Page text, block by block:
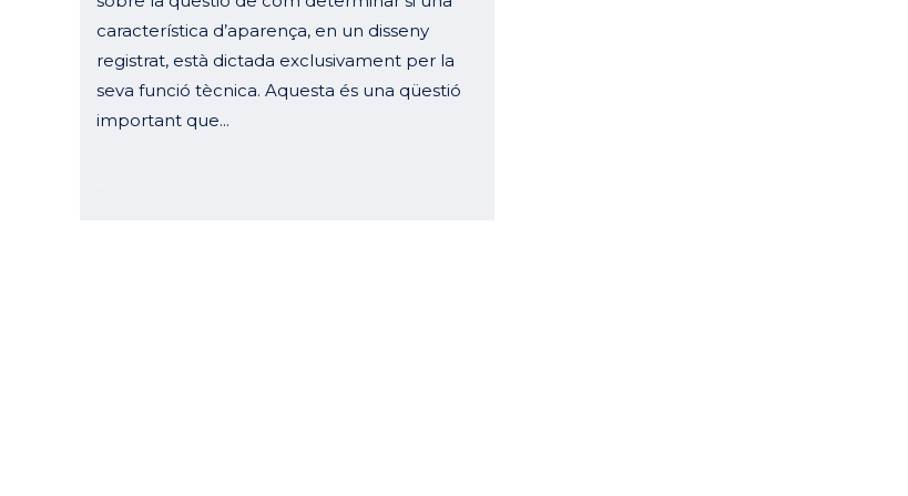
característica d’aparença, en un disseny
registrat, està dictada exclusivament per la
seva funció tècnica. Aquesta és una qüestió
important que...